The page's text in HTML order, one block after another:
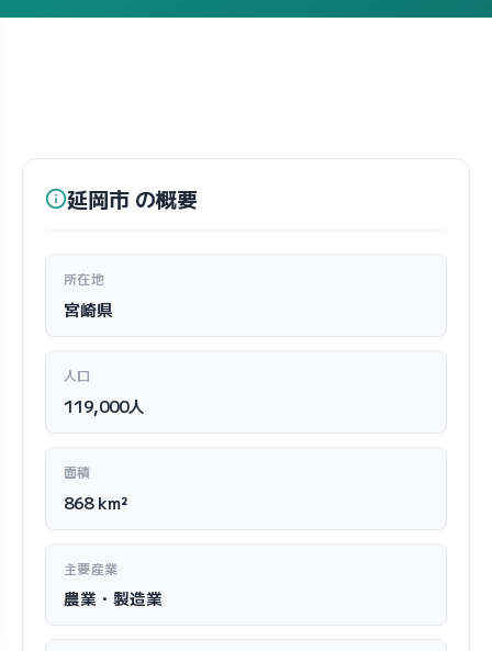
延岡市 の概要
所在地
宮崎県
人口
119,000人
面積
868 km²
主要産業
農業・製造業